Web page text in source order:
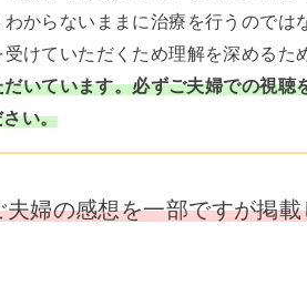
からないままに治療を行うのでは
けていただくため理解を深めるた
いています。必ずご夫婦での視聴
い。
婦の感想を一部ですが掲